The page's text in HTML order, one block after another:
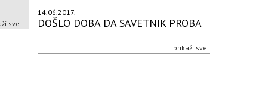
sve
14.06.2017.
DOŠLO DOBA DA SAVETNIK PROBA
prikaži sve